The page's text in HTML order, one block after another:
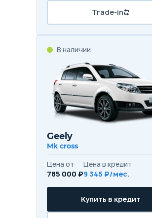
Trade-in
В наличии
Geely
Mk cross
Цена от
785 000 ₽
Цена в кредит
9 345 ₽/мес.
Купить в кредит